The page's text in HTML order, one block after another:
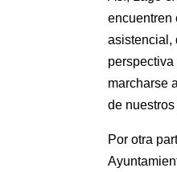
encuentren
asistencial,
marcharse
de
Por otra